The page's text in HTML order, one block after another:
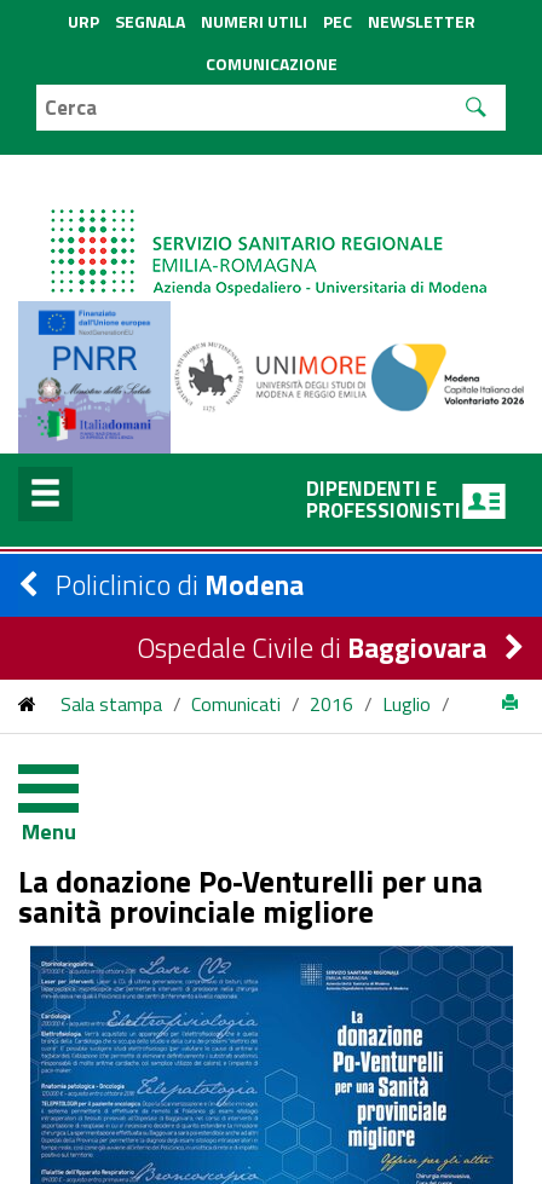
URP SEGNALA NUMERI UTILI PEC
NEWSLETTER
COMUNICAZIONE
DIPENDENTI E
PROFESSIONISTI
Policlinico di Modena
Ospedale Civile di Baggiovara
Sala stampa / Comunicati / 2016 / Luglio /
definizione di una nuova sindrome da parte ricercatori
modenesi e statunitensi aprirà nuovi scenari per la sua
prevenzione e cura - COPIA -
Menu
La donazione Po-Venturelli per una
sanità provinciale migliore